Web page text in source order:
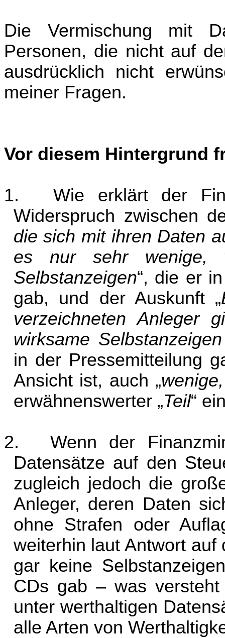
Die Vermischung mit
Personen, die nicht auf
ausdrücklich nicht
meiner Fragen.
Vor diesem Hintergrund
1.
Wie erklärt der
Widerspruch zwischen
die sich mit ihren Daten
es nur sehr wenige,
Selbstanzeigen“, die er
gab, und der Auskunft „
verzeichneten Anleger
wirksame
in der Pressemitteilung
Ansicht ist, auch „
erwähnenswerter „Teil“
2.
Wenn der
Datensätze auf den
zugleich jedoch die
Anleger, deren Daten
ohne Strafen oder
weiterhin laut Antwort
gar keine
CDs gab – was
unter werthaltigen
alle Arten von